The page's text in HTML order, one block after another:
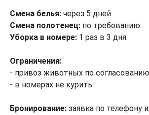
Смена белья: через 5 дней
Смена полотенец: по требованию
Уборка в номере: 1 раз в 3 дня
Ограничения:
- привоз животных по согласованию
- в номерах не курить
Бронирование: заявка по телефону